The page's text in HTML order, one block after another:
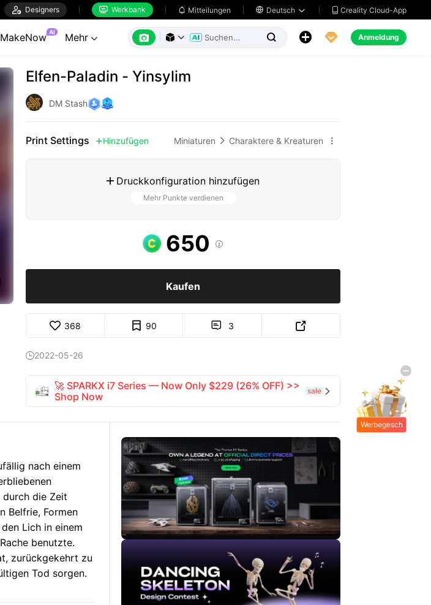
 Designers  Werkbank  Mitteilungen  Deutsch   Creality Cloud-App
MakeNow AI Mehr        Anmeldung
Elfen-Paladin - Yinsylim
DM Stash
Print Settings  Hinzufügen Miniaturen  Charaktere & Kreaturen 
 Druckkonfiguration hinzufügen
Mehr Punkte verdienen
650 
Kaufen
368 90  3 
2022-05-26
🚀 SPARKX i7 Series — Now Only $229 (26% OFF) >>
Shop Now
sale 
nach einem
durch die Zeit
Belfrie, Formen
Lich in einem
benutzte.
zurückgekehrt zu
Tod sorgen.
Werbegesch